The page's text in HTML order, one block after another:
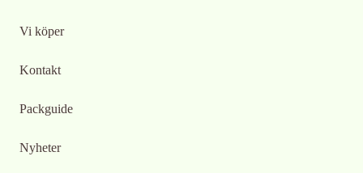
Vi köper
Kontakt
Packguide
Nyheter